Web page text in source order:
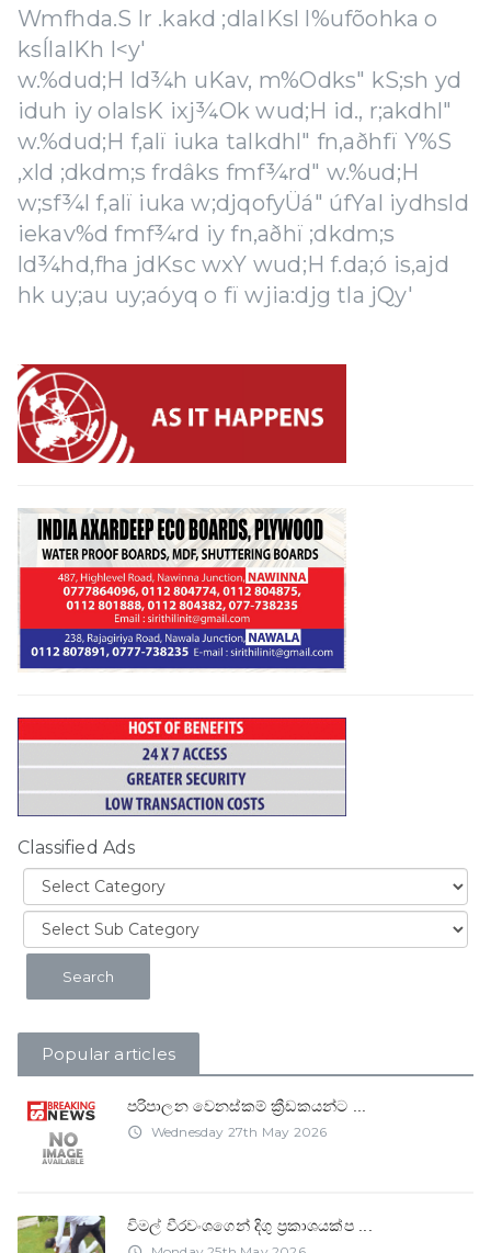
Wmfhda.S lr .kakd ;dla‍IKsl l%ufõohka o
ksÍla‍IKh l<y'
w.%dud;H ld¾h uKav, m%Odks" kS;sh yd
iduh iy olaIsK ixj¾Ok wud;H id., r;akdhl"
w.%dud;H f,alï iuka talkdhl" fn,aðhfï Y%S
,xld ;dkdm;s frdâks fmf¾rd" w.%ud;H
w;sf¾l f,alï iuka w;djqofyÜá" úfYaI iydhsld
iekav%d fmf¾rd iy fn,aðhï ;dkdm;s
ld¾hd,fha jdKsc wxY wud;H f.da;ó is,ajd
hk uy;au uy;aóyq o fï wjia:djg tla jQy'
Classified Ads
Popular articles
පරිපාලන වෙනස්කම් ක්‍රීඩකයන්ට
access_time Wednesday 27th May 2026
විමල් වීරවංශගෙන් දිගු ප්‍රකාශයක්ප